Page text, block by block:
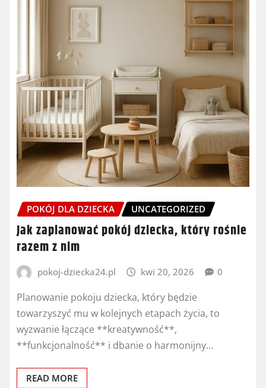
POKÓJ DLA DZIECKA UNCATEGORIZED
Jak zaplanować pokój dziecka, który rośnie
razem z nim
pokoj-dziecka24.pl kwi 20, 2026 0
Planowanie pokoju dziecka, który będzie
towarzyszyć mu w kolejnych etapach życia, to
wyzwanie łączące **kreatywność**,
**funkcjonalność** i dbanie o harmonijny…
READ MORE